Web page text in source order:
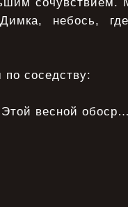
небось, где-
соседству:
весной